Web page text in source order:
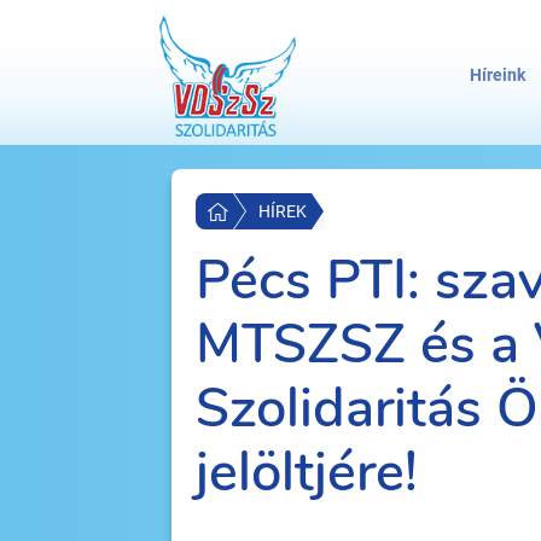
Híreink
HÍREK
Pécs PTI:
MTSZSZ és
Szolidaritás
jelöltjére!